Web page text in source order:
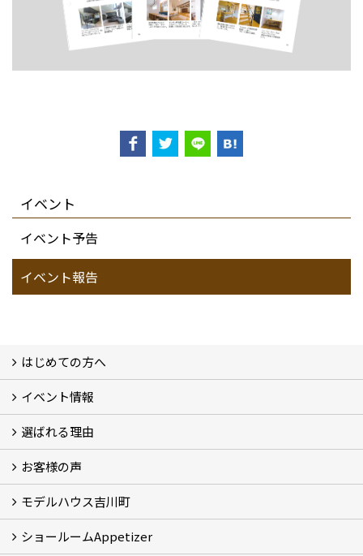
イベント
イベント予告
イベント報告
はじめての方へ
フォトギャラリー
性能について
自然素材のお家
オーナー様のおうち訪問
イベント情報
イベント情報
選ばれる理由
5つのやさしさ宣言
3つのプロ宣言
お家づくりスケジュール
お客様の声
お客様の声
モデルハウス吉川町
吉川町モデルハウス
ショールームAppetizer